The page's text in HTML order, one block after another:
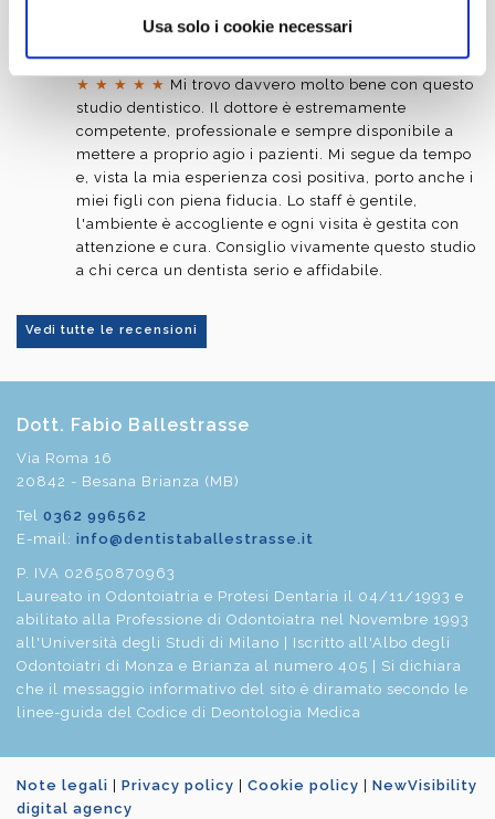
Usa solo i cookie necessari
★ ★ ★ ★ ★ Mi trovo davvero molto bene con questo
studio dentistico. Il dottore è estremamente
competente, professionale e sempre disponibile a
mettere a proprio agio i pazienti. Mi segue da tempo
e, vista la mia esperienza così positiva, porto anche i
miei figli con piena fiducia. Lo staff è gentile,
l'ambiente è accogliente e ogni visita è gestita con
attenzione e cura. Consiglio vivamente questo studio
a chi cerca un dentista serio e affidabile.
Vedi tutte le recensioni
Dott. Fabio Ballestrasse
Via Roma 16
20842 - Besana Brianza (MB)
Tel 0362 996562
E-mail: info@dentistaballestrasse.it
P. IVA 02650870963
Laureato in Odontoiatria e Protesi Dentaria il 04/11/1993 e
abilitato alla Professione di Odontoiatra nel Novembre 1993
all'Università degli Studi di Milano | Iscritto all'Albo degli
Odontoiatri di Monza e Brianza al numero 405 | Si dichiara
che il messaggio informativo del sito è diramato secondo le
linee-guida del Codice di Deontologia Medica
Note legali Privacy policy Cookie policy
NewVisibility
digital agency